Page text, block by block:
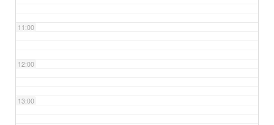
11:00
12:00
13:00